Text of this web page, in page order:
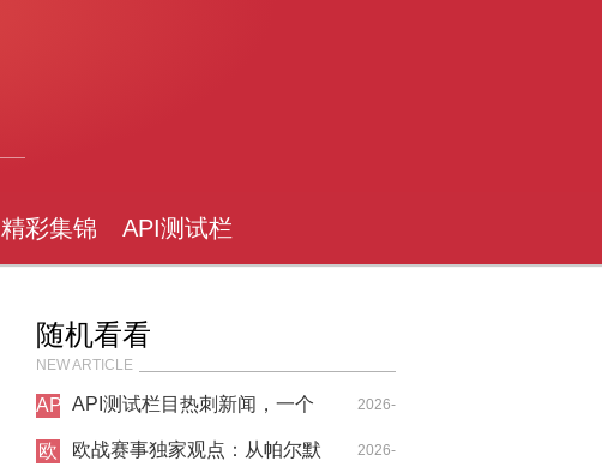
精彩集锦 API测试栏
随机看看
NEW ARTICLE
API
试
API测试栏目热刺新闻，一个
切尔西球迷的欧战深夜独白
2026-
05-02
欧
欧战赛事独家观点：从帕尔默 2026-